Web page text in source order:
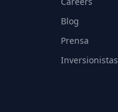
Blog
Prensa
Inversionistas